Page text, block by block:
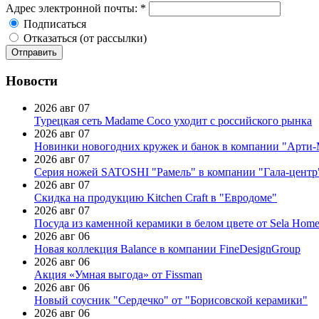
Адрес электронной почты: *
Подписаться
Отказаться (от рассылки)
Новости
2026 авг 07
Турецкая сеть Madame Coco уходит с российского рынка
2026 авг 07
Новинки новогодних кружек и банок в компании
2026 авг 07
Серия ножей SATOSHI "Рамель" в компании "Гала-
2026 авг 07
Скидка на продукцию Kitchen Craft в "Евродоме"
2026 авг 07
Посуда из каменной керамики в белом цвете от Sela Home
2026 авг 06
Новая коллекция Balance в компании FineDesignGroup
2026 авг 06
Акция «Умная выгода» от Fissman
2026 авг 06
Новый соусник "Сердечко" от "Борисовской керамики"
2026 авг 06